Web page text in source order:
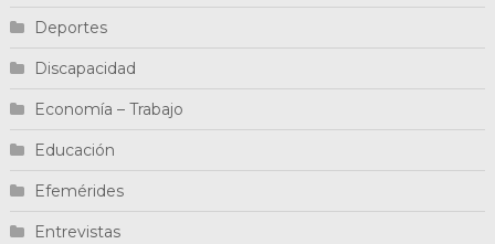
Deportes
Discapacidad
Economía – Trabajo
Educación
Efemérides
Entrevistas